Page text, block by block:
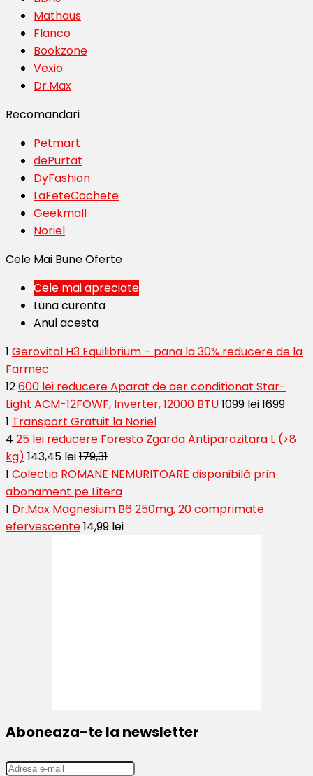
Mathaus
Flanco
Bookzone
Vexio
Dr.Max
Recomandari
Petmart
dePurtat
DyFashion
LaFeteCochete
Geekmall
Noriel
Cele Mai Bune Oferte
Cele mai apreciate
Luna curenta
Anul acesta
1 Gerovital H3 Equilibrium – pana la 30% reducere de la
Farmec
12600 lei reducere Aparat de aer conditionat Star-
Light ACM-12FOWF, Inverter, 12000 BTU1099 lei1699
1 Transport Gratuit la Noriel
4 25 lei reducere Foresto Zgarda Antiparazitara L (>8
kg) 143,45 lei179,31
1 Colectia ROMANE NEMURITOARE disponibilă prin
abonament pe Litera
1 Dr.Max Magnesium B6 250mg, 20 comprimate
efervescente14,99 lei
Aboneaza-te la newsletter